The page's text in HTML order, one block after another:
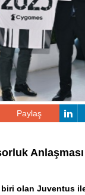
Paylaş
olan Juventus